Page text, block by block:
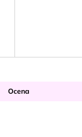
Ocena